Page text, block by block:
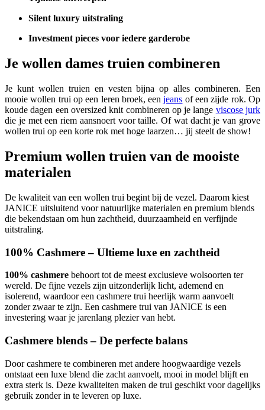
Silent luxury uitstraling
Investment pieces voor iedere garderobe
Je wollen dames truien combineren
Je kunt wollen truien en vesten bijna op alles combineren. Een
mooie wollen trui op een leren broek, eenjeans of een zijde rok. Op
koude dagen een oversized knit combineren op je lange viscose jurk
die je met een riem aansnoert voor taille. Of wat dacht je van grove
wollen trui op een korte rok met hoge laarzen… jij steelt de show!
Premium wollen truien van de mooiste
materialen
De kwaliteit van een wollen trui begint bij de vezel. Daarom kiest
JANICE uitsluitend voor natuurlijke materialen en premium blends
die bekendstaan om hun zachtheid, duurzaamheid en verfijnde
uitstraling.
100% Cashmere – Ultieme luxe en zachtheid
100% cashmere behoort tot de meest exclusieve wolsoorten ter
wereld. De fijne vezels zijn uitzonderlijk licht, ademend en
isolerend, waardoor een cashmere trui heerlijk warm aanvoelt
zonder zwaar te zijn. Een cashmere trui van JANICE is een
investering waar je jarenlang plezier van hebt.
Cashmere blends – De perfecte balans
Door cashmere te combineren met andere hoogwaardige vezels
ontstaat een luxe blend die zacht aanvoelt, mooi in model blijft en
extra sterk is. Deze kwaliteiten maken de trui geschikt voor dagelijks
gebruik zonder in te leveren op luxe.